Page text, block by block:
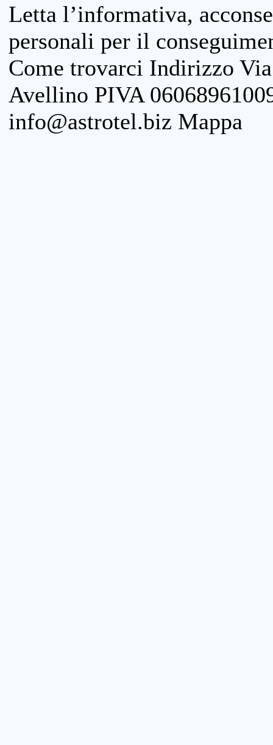
Letta l’informativa,
personali per il
Come trovarci Indirizzo
Avellino PIVA
info@astrotel.biz Mappa